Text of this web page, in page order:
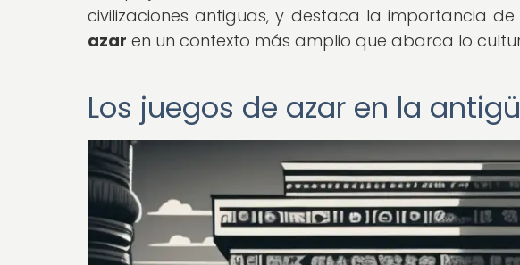
civilizaciones antiguas, y destaca la importancia
azar en un contexto más amplio que abarca lo
Los juegos de azar en la